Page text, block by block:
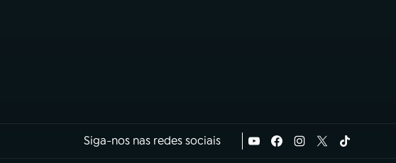
Siga-nos nas redes sociais